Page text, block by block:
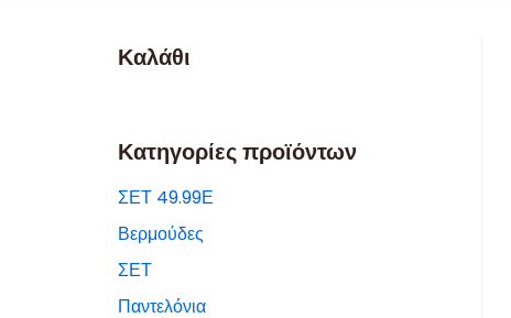
Καλάθι
Κατηγορίες προϊόντων
ΣΕΤ 49.99Ε
Βερμούδες
ΣΕΤ
Παντελόνια